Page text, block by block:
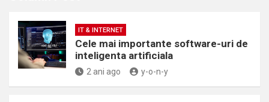
IT & INTERNET
Cele mai importante software-uri de
inteligenta artificiala
2 ani ago y-o-n-y